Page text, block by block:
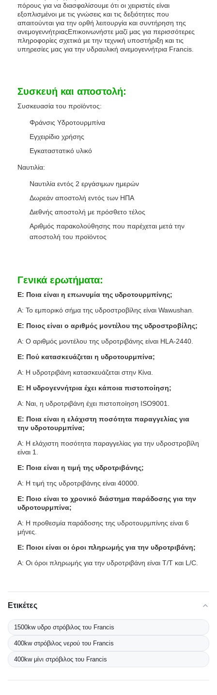
πόρους για να διασφαλίσουμε ότι οι χειριστές είναι
εξοπλισμένοι με τις γνώσεις και τις δεξιότητες που
απαιτούνται για την ορθή λειτουργία και συντήρηση της
ανεμογεννήτριαςΕπικοινωνήστε μαζί μας για περισσότερες
πληροφορίες σχετικά με την τεχνική υποστήριξη και τις
υπηρεσίες μας για την υδραυλική ανεμογεννήτρια Francis.
Συσκευή και αποστολή:
Συσκευασία του προϊόντος:
Φράνσις Υδροτουρμπίνα
Εγχειρίδιο χρήσης
Εγκαταστατικό υλικό
Ναυτιλία:
Ναυτιλία εντός 2 εργάσιμων ημερών
Δωρεάν αποστολή εντός των ΗΠΑ
Διεθνής αποστολή με πρόσθετο τέλος
Αριθμός παρακολούθησης που παρέχεται μετά την
αποστολή του προϊόντος
Γενικά ερωτήματα:
Ε: Ποια είναι η επωνυμία της υδροτουρμπίνης;
Α: Το εμπορικό σήμα της υδροστροβίλης είναι Wawushan.
Ε: Ποιος είναι ο αριθμός μοντέλου της υδροστροβίλης;
Α: Ο αριθμός μοντέλου της υδροτριβάνης είναι HLA-2440.
Ε: Πού κατασκευάζεται η υδροτουρμπίνα;
Α: Η υδροτριβάνη κατασκευάζεται στην Κίνα.
Ε: Η υδρογεννήτρια έχει κάποια πιστοποίηση;
Α: Ναι, η υδροτριβάνη έχει πιστοποίηση ISO9001.
Ε: Ποια είναι η ελάχιστη ποσότητα παραγγελίας για
την υδροτουρμπίνα;
Α: Η ελάχιστη ποσότητα παραγγελίας για την υδροστροβίλη
είναι 1.
Ε: Ποια είναι η τιμή της υδροτριβάνης;
Α: Η τιμή της υδροτριβάνης είναι 40000.
Ε: Ποιο είναι το χρονικό διάστημα παράδοσης για την
υδροτουρμπίνα;
Α: Η προθεσμία παράδοσης της υδροτουρμπίνης είναι 6
μήνες.
Ε: Ποιοι είναι οι όροι πληρωμής για την υδροτριβάνη;
Α: Οι όροι πληρωμής για την υδροτριβάνη είναι T/T και L/C.
Ετικέτες
1500kw υδρο στρόβιλος του Francis
400kw στρόβιλος νερού του Francis
400kw μίνι στρόβιλος του Francis